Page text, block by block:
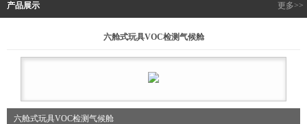
产品展示 更多>>
六舱式玩具VOC检测气候舱
六舱式玩具VOC检测气候舱